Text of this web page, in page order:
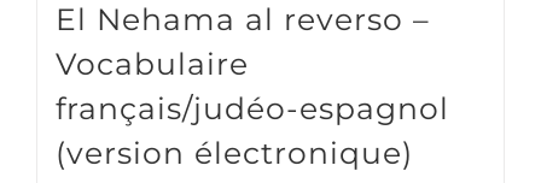
El Nehama al reverso –
Vocabulaire
français/judéo-espagnol
(version électronique)